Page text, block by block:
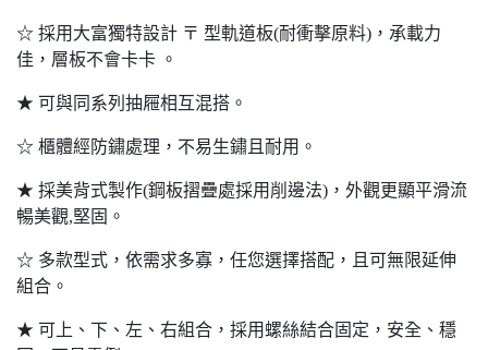
☆ 採用大富獨特設計 〒 型軌道板(耐衝擊原料)，承載力
佳，層板不會卡卡 。
★ 可與同系列抽屜相互混搭。
☆ 櫃體經防鏽處理，不易生鏽且耐用。
★ 採美背式製作(鋼板摺疊處採用削邊法)，外觀更顯平滑流
暢美觀,堅固。
☆ 多款型式，依需求多寡，任您選擇搭配，且可無限延伸
組合。
★ 可上、下、左、右組合，採用螺絲結合固定，安全、穩